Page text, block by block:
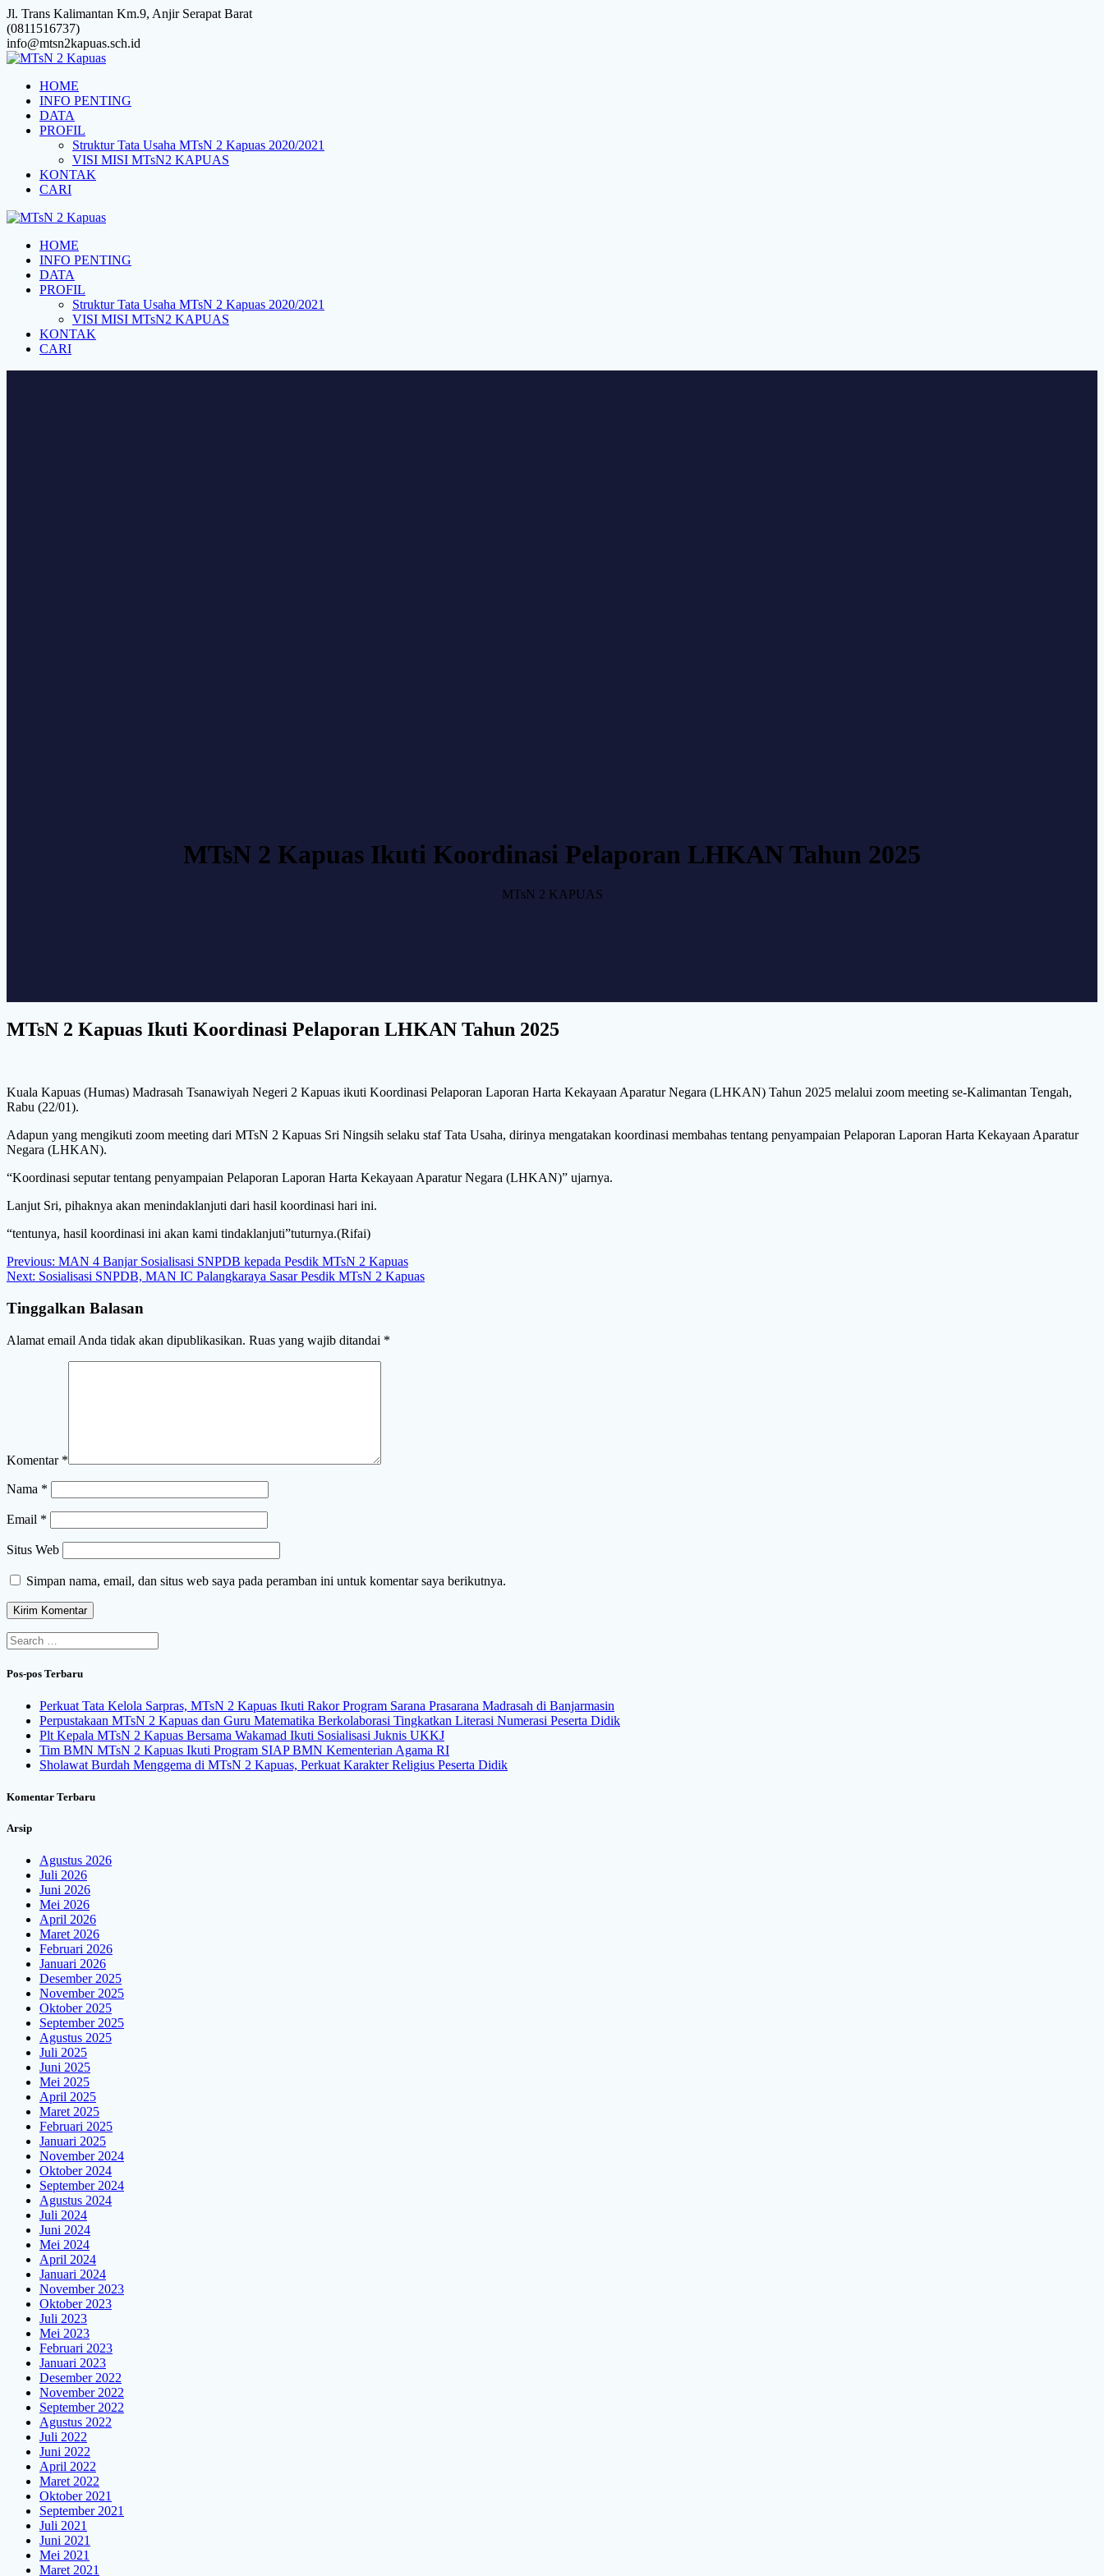
Skip
to
content
Jl. Trans Kalimantan Km.9, Anjir Serapat Barat
(0811516737)
info@mtsn2kapuas.sch.id
HOME
INFO PENTING
DATA
PROFIL
Struktur Tata Usaha MTsN 2 Kapuas 2020/2021
VISI MISI MTsN2 KAPUAS
KONTAK
CARI
HOME
INFO PENTING
DATA
PROFIL
Struktur Tata Usaha MTsN 2 Kapuas 2020/2021
VISI MISI MTsN2 KAPUAS
KONTAK
CARI
MTsN 2 Kapuas Ikuti Koordinasi Pelaporan LHKAN Tahun 2025
MTsN 2 KAPUAS
MTsN 2 Kapuas Ikuti Koordinasi Pelaporan LHKAN Tahun 2025
Kuala Kapuas (Humas) Madrasah Tsanawiyah Negeri 2 Kapuas ikuti Koordinasi Pelaporan Laporan Harta Kekayaan Aparatur Negara (LHKAN) Tahun 2025 melalui zoom meeting se-Kalimantan Tengah,
Rabu (22/01).
Adapun yang mengikuti zoom meeting dari MTsN 2 Kapuas Sri Ningsih selaku staf Tata Usaha, dirinya mengatakan koordinasi membahas tentang penyampaian Pelaporan Laporan Harta Kekayaan Aparatur
Negara (LHKAN).
“Koordinasi seputar tentang penyampaian Pelaporan Laporan Harta Kekayaan Aparatur Negara (LHKAN)” ujarnya.
Lanjut Sri, pihaknya akan menindaklanjuti dari hasil koordinasi hari ini.
“tentunya, hasil koordinasi ini akan kami tindaklanjuti”tuturnya.(Rifai)
Navigasi
pos
Previous: Previous
post:
MAN 4 Banjar Sosialisasi SNPDB kepada Pesdik MTsN 2 Kapuas
Next: Next
Sosialisasi SNPDB, MAN IC Palangkaraya Sasar Pesdik MTsN 2 Kapuas
Tinggalkan Balasan
Alamat email Anda tidak akan dipublikasikan. Ruas yang wajib ditandai *
Komentar *
Nama *
Email *
Situs Web
Simpan nama, email, dan situs web saya pada peramban ini untuk komentar saya berikutnya.
Search
for:
Pos-pos Terbaru
Perkuat Tata Kelola Sarpras, MTsN 2 Kapuas Ikuti Rakor Program Sarana Prasarana Madrasah di Banjarmasin
Perpustakaan MTsN 2 Kapuas dan Guru Matematika Berkolaborasi Tingkatkan Literasi Numerasi Peserta Didik
Plt Kepala MTsN 2 Kapuas Bersama Wakamad Ikuti Sosialisasi Juknis UKKJ
Tim BMN MTsN 2 Kapuas Ikuti Program SIAP BMN Kementerian Agama RI
Sholawat Burdah Menggema di MTsN 2 Kapuas, Perkuat Karakter Religius Peserta Didik
Komentar Terbaru
Arsip
Agustus 2026
Juli 2026
Juni 2026
Mei 2026
April 2026
Maret 2026
Februari 2026
Januari 2026
Desember 2025
November 2025
Oktober 2025
September 2025
Agustus 2025
Juli 2025
Juni 2025
Mei 2025
April 2025
Maret 2025
Februari 2025
Januari 2025
November 2024
Oktober 2024
September 2024
Agustus 2024
Juli 2024
Juni 2024
Mei 2024
April 2024
Januari 2024
November 2023
Oktober 2023
Juli 2023
Mei 2023
Februari 2023
Januari 2023
Desember 2022
November 2022
September 2022
Agustus 2022
Juli 2022
Juni 2022
April 2022
Maret 2022
Oktober 2021
September 2021
Juli 2021
Juni 2021
Mei 2021
Maret 2021